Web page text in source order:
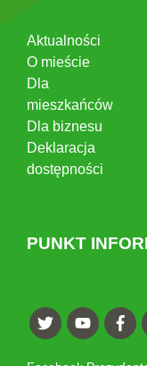
Aktualności
O mieście
Dla
mieszkańców
Dla biznesu
Deklaracja
dostępności
PUNKT